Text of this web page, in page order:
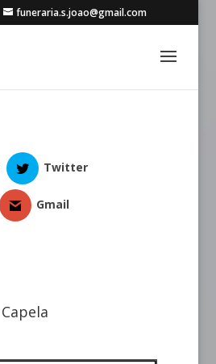
funeraria.s.joao@gmail.com
Twitter
Gmail